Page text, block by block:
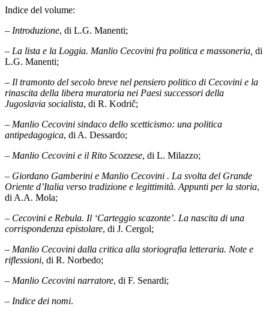
Indice del volume:
– Introduzione, di L.G. Manenti;
– La lista e la Loggia. Manlio Cecovini fra politica e massoneria, di
L.G. Manenti;
– Il tramonto del secolo breve nel pensiero politico di Cecovini e la
rinascita della libera muratoria nei Paesi successori della
Jugoslavia socialista, di R. Kodrič;
– Manlio Cecovini sindaco dello scetticismo: una politica
antipedagogica, di A. Dessardo;
– Manlio Cecovini e il Rito Scozzese, di L. Milazzo;
– Giordano Gamberini e Manlio Cecovini . La svolta del Grande
Oriente d’Italia verso tradizione e legittimità. Appunti per la storia,
di A.A. Mola;
– Cecovini e Rebula. Il ‘Carteggio scazonte’. La nascita di una
corrispondenza epistolare, di J. Cergol;
– Manlio Cecovini dalla critica alla storiografia letteraria. Note e
riflessioni, di R. Norbedo;
– Manlio Cecovini narratore, di F. Senardi;
– Indice dei nomi.